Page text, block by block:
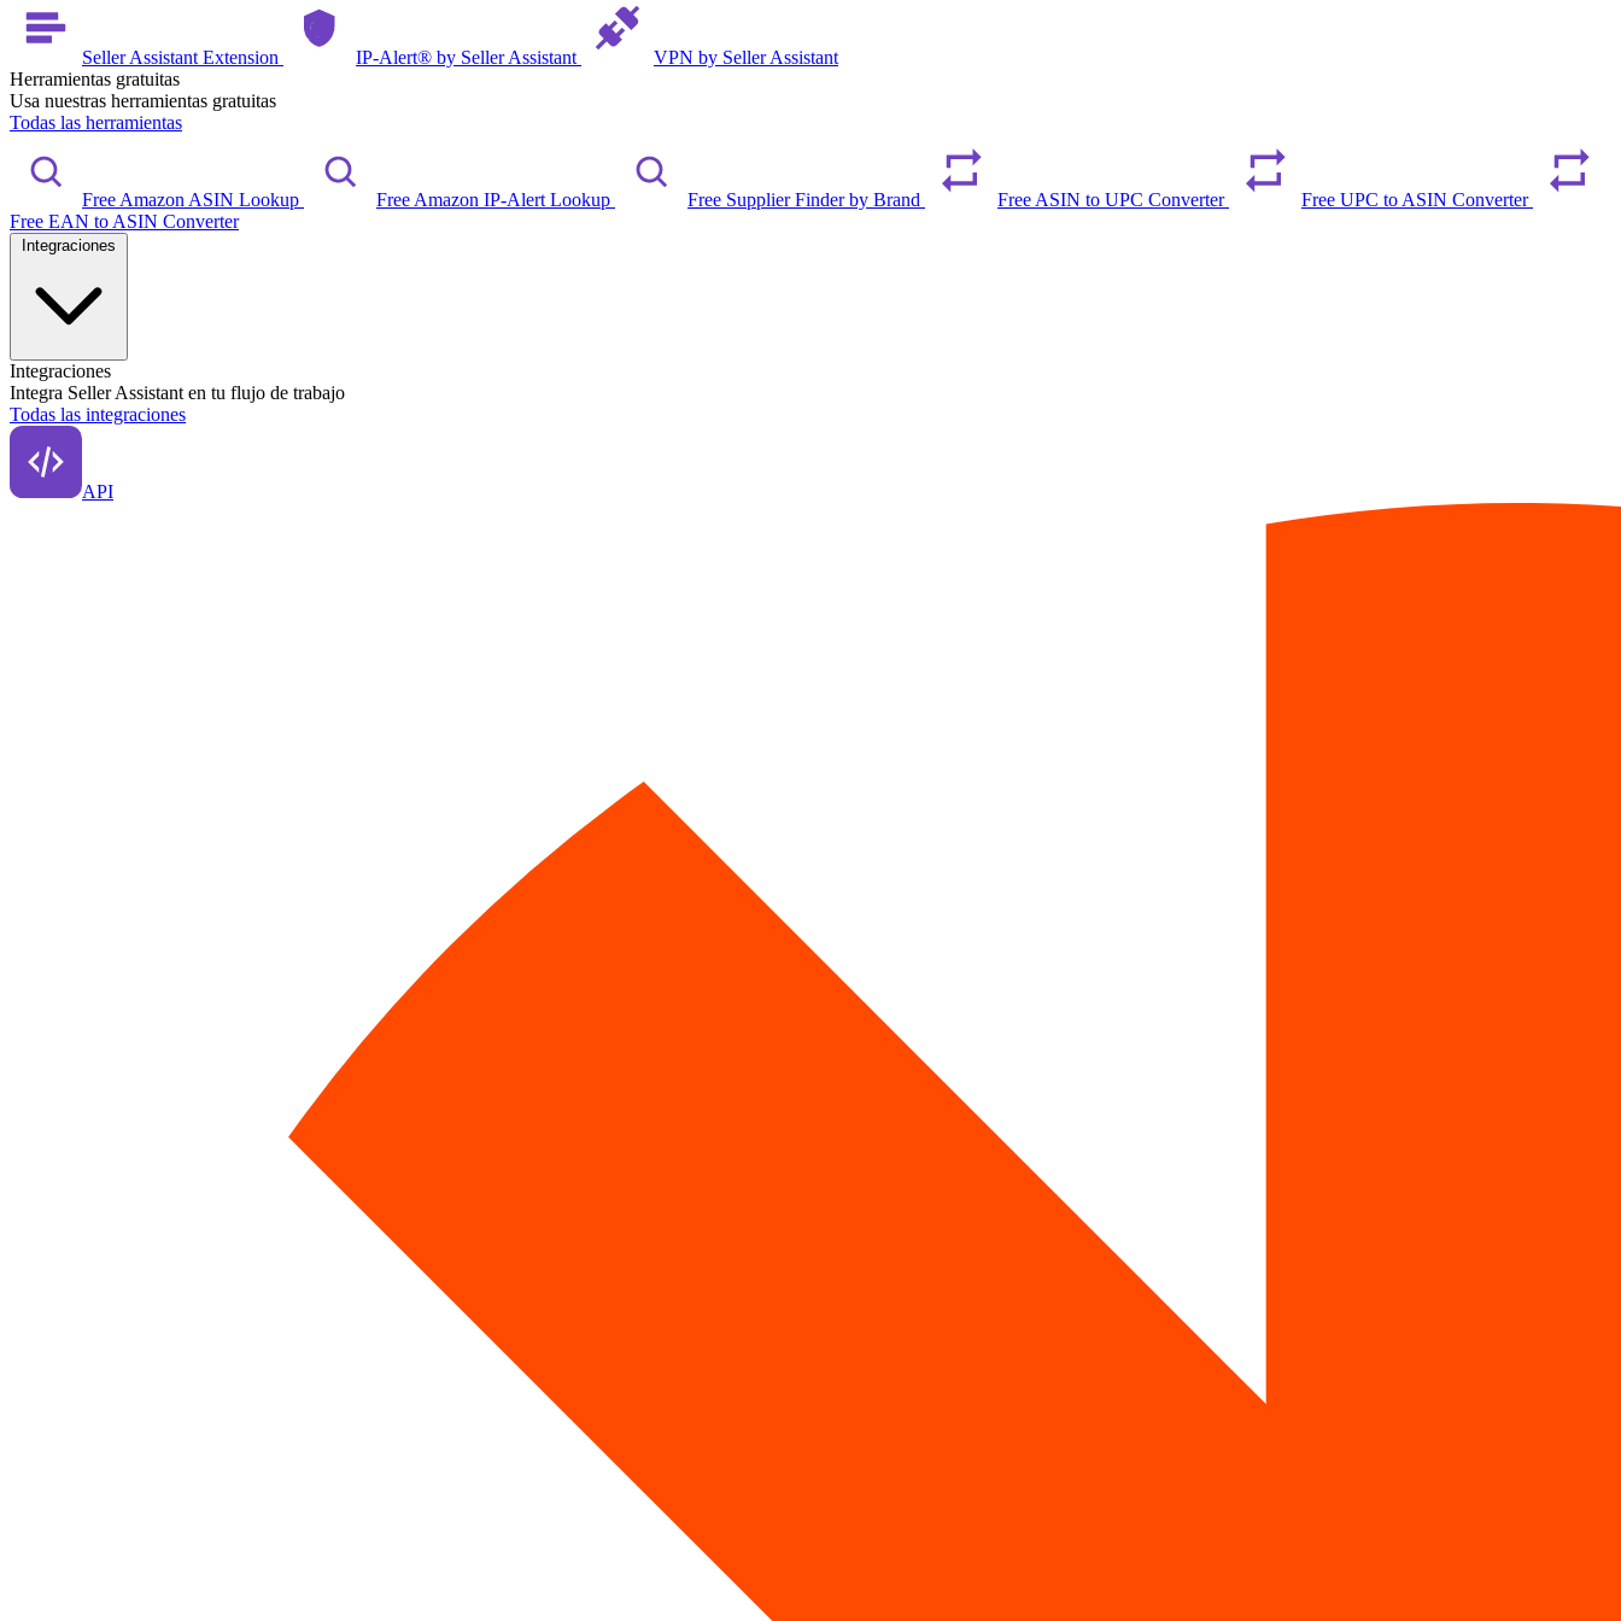
Seller Assistant Extension IP-Alert® by Seller Assistant
VPN by Seller Assistant
Herramientas gratuitas
Usa nuestras herramientas gratuitas
Todas las herramientas
Free Amazon ASIN Lookup Free Amazon IP-Alert Lookup Free Supplier Finder by Brand Free ASIN to UPC Converter
Free UPC to ASIN Converter
Free EAN to ASIN Converter
Integraciones
Integra Seller Assistant en tu flujo de trabajo
Todas las integraciones
API